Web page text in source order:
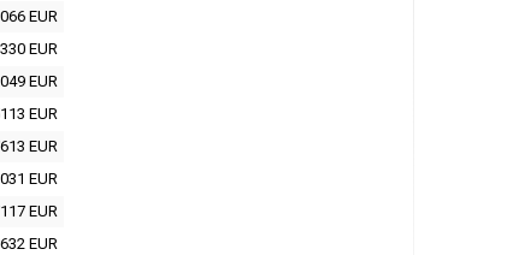
EUR
EUR
EUR
EUR
EUR
EUR
EUR
EUR